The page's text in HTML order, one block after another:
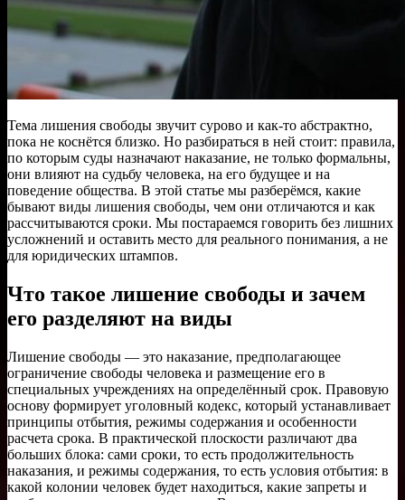
Тема лишения свободы звучит сурово и как-то абстрактно,
пока не коснётся близко. Но разбираться в ней стоит: правила,
по которым суды назначают наказание, не только формальны,
они влияют на судьбу человека, на его будущее и на
поведение общества. В этой статье мы разберёмся, какие
бывают виды лишения свободы, чем они отличаются и как
рассчитываются сроки. Мы постараемся говорить без лишних
усложнений и оставить место для реального понимания, а не
для юридических штампов.
Что такое лишение свободы и зачем
его разделяют на виды
Лишение свободы — это наказание, предполагающее
ограничение свободы человека и размещение его в
специальных учреждениях на определённый срок. Правовую
основу формирует уголовный кодекс, который устанавливает
принципы отбытия, режимы содержания и особенности
расчета срока. В практической плоскости различают два
больших блока: сами сроки, то есть продолжительность
наказания, и режимы содержания, то есть условия отбытия: в
какой колонии человек будет находиться, какие запреты и